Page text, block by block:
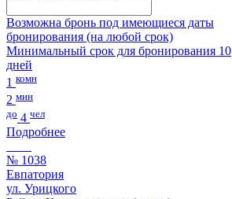
Возможна бронь под имеющиеся даты
бронирования (на любой срок)
Минимальный срок для бронирования 10
дней
1 комн
2 мин
до 4 чел
Подробнее
№ 1038
Евпатория
ул. Урицкого